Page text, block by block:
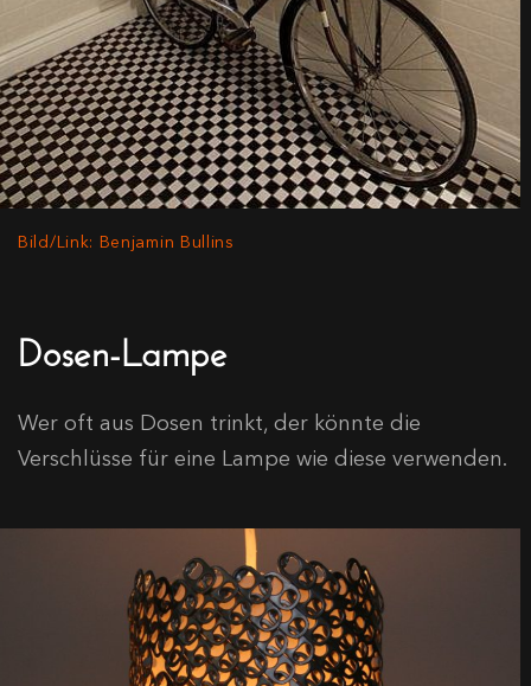
Bild/Link: Benjamin Bullins
Dosen-Lampe
Wer oft aus Dosen trinkt, der könnte die
Verschlüsse für eine Lampe wie diese verwenden.